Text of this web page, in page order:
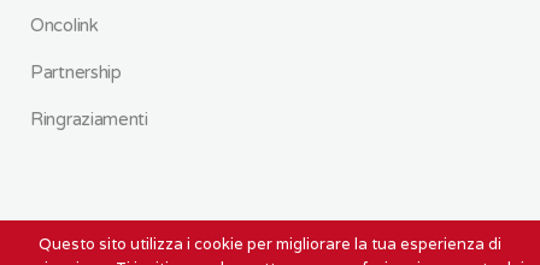
Oncolink
Partnership
Ringraziamenti
Copyright © 2020 L.I.L.T. Prato ODV -P.Iva e C.F.: 01685160978 | by
Questo sito utilizza i cookie per migliorare la tua esperienza di